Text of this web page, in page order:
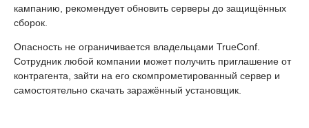
кампанию, рекомендует обновить серверы до защищённых
сборок.
Опасность не ограничивается владельцами TrueConf.
Сотрудник любой компании может получить приглашение от
контрагента, зайти на его скомпрометированный сервер и
самостоятельно скачать заражённый установщик.